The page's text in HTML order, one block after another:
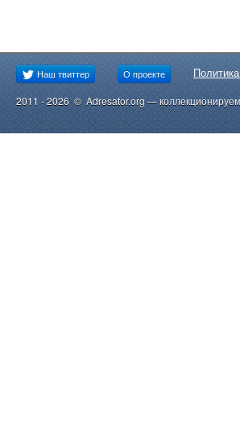
Наш твиттер О проекте
2011 - 2026 © Adresator.org —